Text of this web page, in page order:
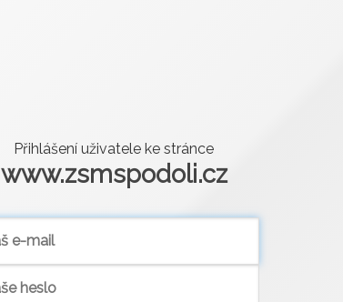
Přihlášení uživatele ke stránce
www.zsmspodoli.cz